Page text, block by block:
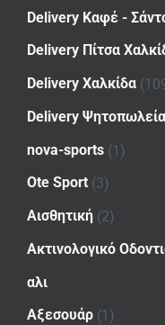
Delivery Καφέ -
Delivery Πίτσα
Delivery Χαλκίδα
Delivery
nova-sports (1)
Ote Sport (3)
Αισθητική (2)
Ακτινολογικό
αλι
Αξεσουάρ (1)